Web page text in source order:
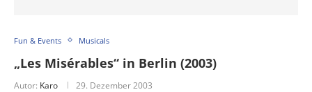
Fun & Events Musicals
„Les Misérables“ in Berlin (2003)
Autor: Karo 29. Dezember 2003